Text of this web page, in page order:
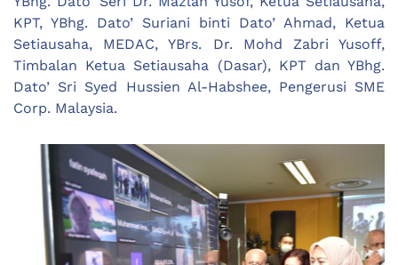
KPT, YBhg. Dato’ Suriani binti Dato’ Ahmad, Ketua
Setiausaha, MEDAC, YBrs. Dr. Mohd Zabri Yusoff,
Timbalan Ketua Setiausaha (Dasar), KPT dan YBhg.
Dato’ Sri Syed Hussien Al-Habshee, Pengerusi SME
Corp. Malaysia.